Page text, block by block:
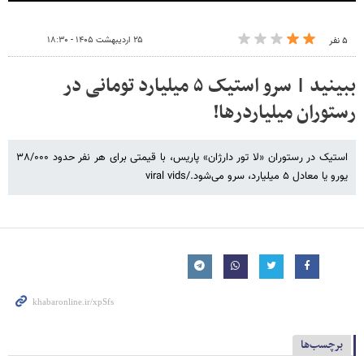
۵ نفر ۲۵ اردیبهشت ۱۴۰۵ - ۱۸:۳۰
ببینید | سرو استیک ۵ میلیارد تومانی در
رستوران میلیاردرها!
استیک در رستوران «لا تور دارژان» پاریس، با قیمتی برای هر نفر حدود ۳۸/۰۰۰
یورو یا معادل ۵ میلیارد، سرو می‌شود./viral vids
برچسب‌ها